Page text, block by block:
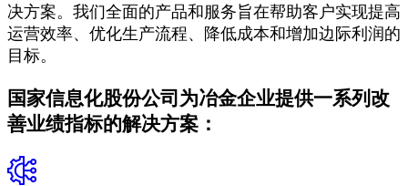
决方案。我们全面的产品和服务旨在帮助客户实现提高
运营效率、优化生产流程、降低成本和增加边际利润的
目标。
国家信息化股份公司为冶金企业提供一系列改
善业绩指标的解决方案：